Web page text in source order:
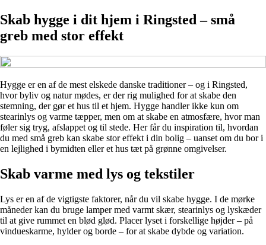
Skab hygge i dit hjem i Ringsted – små
greb med stor effekt
Hygge er en af de mest elskede danske traditioner – og i Ringsted,
hvor byliv og natur mødes, er der rig mulighed for at skabe den
stemning, der gør et hus til et hjem. Hygge handler ikke kun om
stearinlys og varme tæpper, men om at skabe en atmosfære, hvor man
føler sig tryg, afslappet og til stede. Her får du inspiration til, hvordan
du med små greb kan skabe stor effekt i din bolig – uanset om du bor i
en lejlighed i bymidten eller et hus tæt på grønne omgivelser.
Skab varme med lys og tekstiler
Lys er en af de vigtigste faktorer, når du vil skabe hygge. I de mørke
måneder kan du bruge lamper med varmt skær, stearinlys og lyskæder
til at give rummet en blød glød. Placer lyset i forskellige højder – på
vindueskarme, hylder og borde – for at skabe dybde og variation.